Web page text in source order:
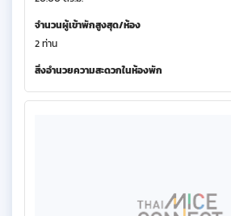
จำนวนผู้เข้าพักสูงสุด/ห้อง
2 ท่าน
สิ่งอำนวยความสะดวกในห้องพัก